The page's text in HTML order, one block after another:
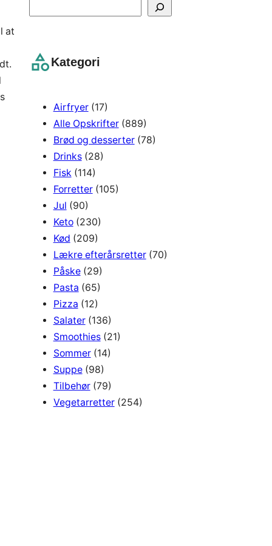
at
c
Kategori
Airfryer(17)
Alle Opskrifter(889)
Brød og desserter(78)
Drinks(28)
Fisk (114)
Forretter(105)
Jul (90)
Keto(230)
Kød (209)
Lækre efterårsretter(70)
Påske(29)
Pasta (65)
Pizza (12)
Salater(136)
Smoothies(21)
Sommer(14)
Suppe(98)
Tilbehør(79)
Vegetarretter(254)